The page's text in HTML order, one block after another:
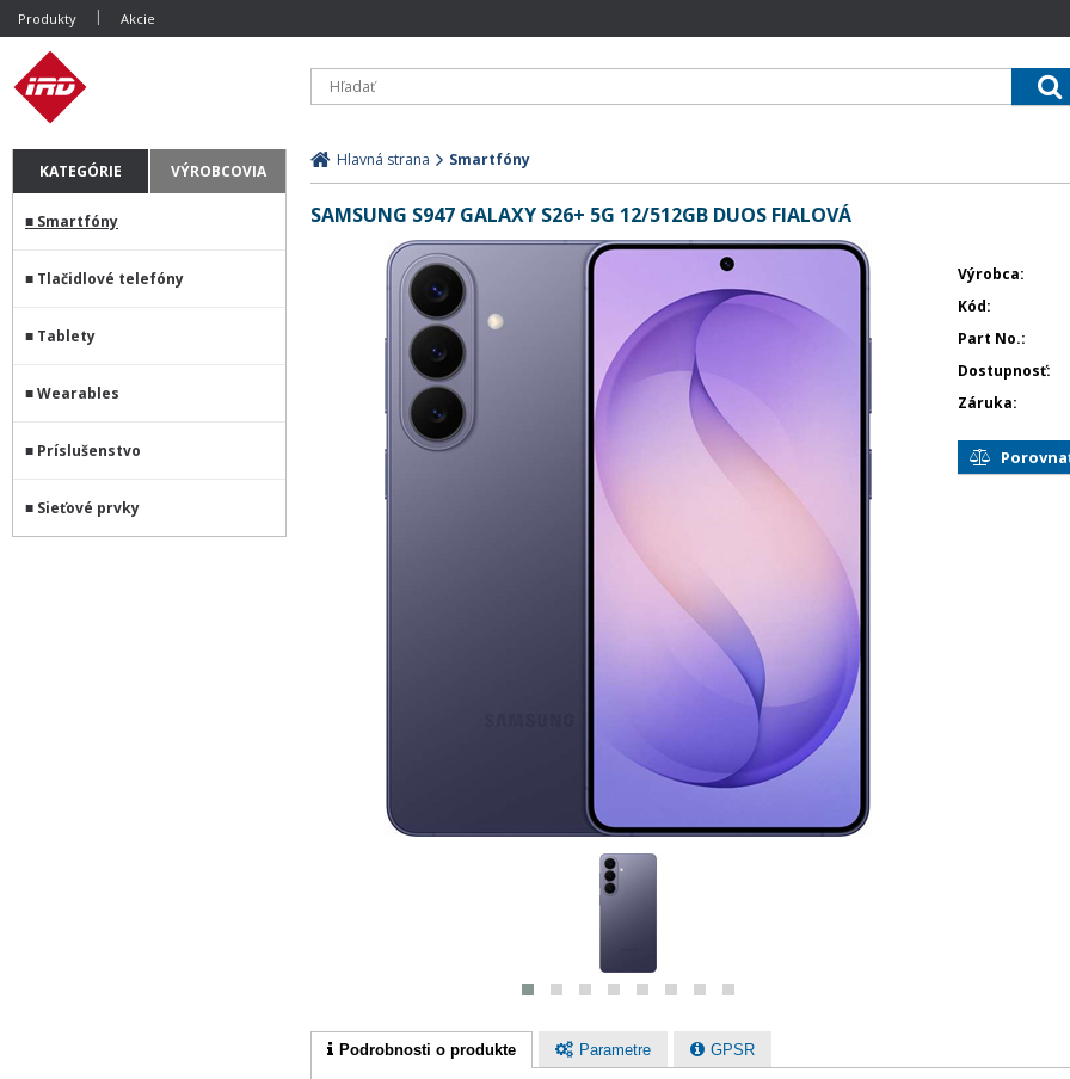
Produkty Akcie
KATEGÓRIE VÝROBCOVIA
Smartfóny
Tlačidlové telefóny
Tablety
Wearables
Príslušenstvo
Sieťové prvky
Hlavná strana Smartfóny
SAMSUNG S947 GALAXY S26+ 5G 12/512GB DUOS FIALOVÁ
Výrobca
Kód
Part No.
Dostupnosť
Záruka
Podrobnosti o produkte Parametre GPSR